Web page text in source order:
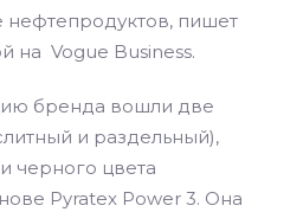
нефтепродуктов, пишет
на Vogue Business.
бренда вошли две
и раздельный),
черного цвета
Pyratex Power 3. Она